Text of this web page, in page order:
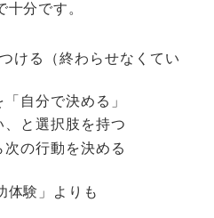
分です。
ける（終わらせなくてい
自分で決める」
と選択肢を持つ
の行動を決める
体験」よりも